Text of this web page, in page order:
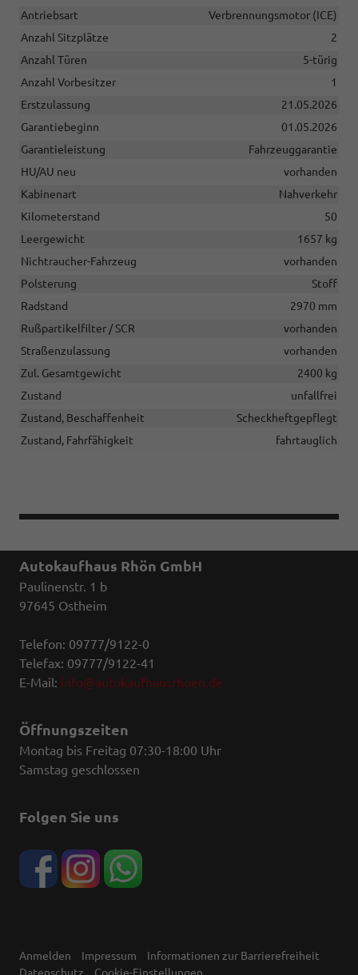
Antriebsart
Verbrennungsmotor (ICE)
Anzahl Sitzplätze
2
Anzahl Türen
5-türig
Anzahl Vorbesitzer
1
Erstzulassung
21.05.2026
Garantiebeginn
01.05.2026
Garantieleistung
Fahrzeuggarantie
HU/AU neu
vorhanden
Kabinenart
Nahverkehr
Kilometerstand
50
Leergewicht
1657 kg
Nichtraucher-Fahrzeug
vorhanden
Polsterung
Stoff
Radstand
2970 mm
Rußpartikelfilter / SCR
vorhanden
Straßenzulassung
vorhanden
Zul. Gesamtgewicht
2400 kg
Zustand
unfallfrei
Zustand, Beschaffenheit
Scheckheftgepflegt
Zustand, Fahrfähigkeit
fahrtauglich
Autokaufhaus Rhön GmbH
Paulinenstr. 1 b
97645 Ostheim
Telefon: 09777/9122-0
Telefax: 09777/9122-41
E-Mail: info@autokaufhausrhoen.de
Öffnungszeiten
Montag bis Freitag 07:30-18:00 Uhr
Samstag geschlossen
Folgen Sie uns
Anmelden Impressum
Informationen zur Barrierefreiheit